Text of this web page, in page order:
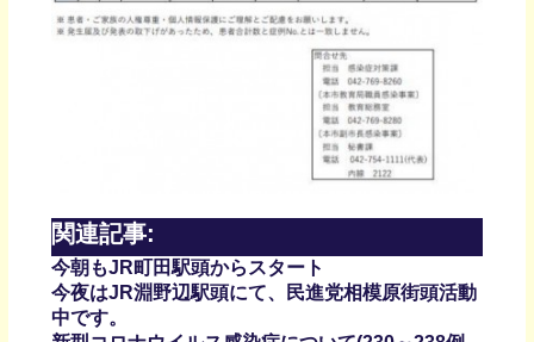
関連記事:
今朝もJR町田駅頭からスタート
今夜はJR淵野辺駅頭にて、民進党相模原街頭活動
中です。